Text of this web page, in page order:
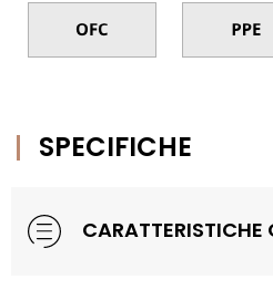
SPECIFICHE
CARATTERISTICHE